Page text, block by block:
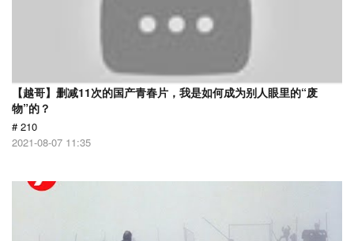
【越哥】删减11次的国产青春片，我是如何成为别人眼里的“废
物”的？
# 210
2021-08-07 11:35